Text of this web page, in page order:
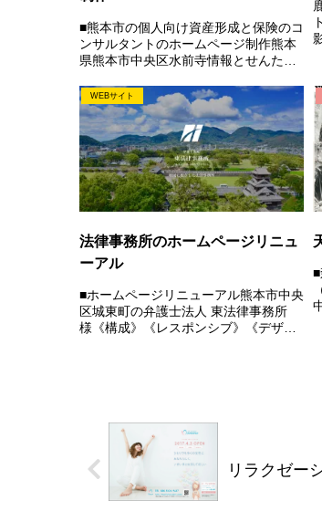
■熊本市の個人向け資産形成と保険のコ
ンサルタントのホームページ制作熊本
県熊本市中央区水前寺情報とせんた
掛け捨て安いに限る」「浮いたお金は
コツコツ投信」をモットーに、保険の
メーカーを問わずに、お客様に合わせ
た...
WEBサイト
法律事務所のホームページリニュ
ーアル
■ホームページリニューアル熊本市中央
区城東町の弁護士法人 東法律事務所
様《構成》《レスポンシブ》《デザイ
リラクゼー